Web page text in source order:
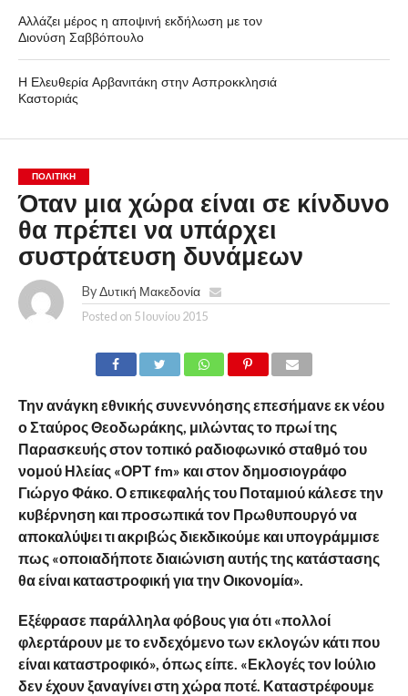
Αλλάζει μέρος η αποψινή εκδήλωση με τον
Διονύση Σαββόπουλο
Η Ελευθερία Αρβανιτάκη στην Ασπροκκλησιά
Καστοριάς
ΠΟΛΙΤΙΚΉ
Όταν μια χώρα είναι σε κίνδυνο
θα πρέπει να υπάρχει
συστράτευση δυνάμεων
By Δυτική Μακεδονία
Posted on 5 Ιουνίου 2015
Την ανάγκη εθνικής συνεννόησης επεσήμανε εκ νέου
ο Σταύρος Θεοδωράκης, μιλώντας το πρωί της
Παρασκευής στον τοπικό ραδιοφωνικό σταθμό του
νομού Ηλείας «ΟΡΤ fm» και στον δημοσιογράφο
Γιώργο Φάκο. Ο επικεφαλής του Ποταμιού κάλεσε την
κυβέρνηση και προσωπικά τον Πρωθυπουργό να
αποκαλύψει τι ακριβώς διεκδικούμε και υπογράμμισε
πως «οποιαδήποτε διαιώνιση αυτής της κατάστασης
θα είναι καταστροφική για την Οικονομία».
Εξέφρασε παράλληλα φόβους για ότι «πολλοί
φλερτάρουν με το ενδεχόμενο των εκλογών κάτι που
είναι καταστροφικό», όπως είπε. «Εκλογές τον Ιούλιο
δεν έχουν ξαναγίνει στη χώρα ποτέ. Καταστρέφουμε